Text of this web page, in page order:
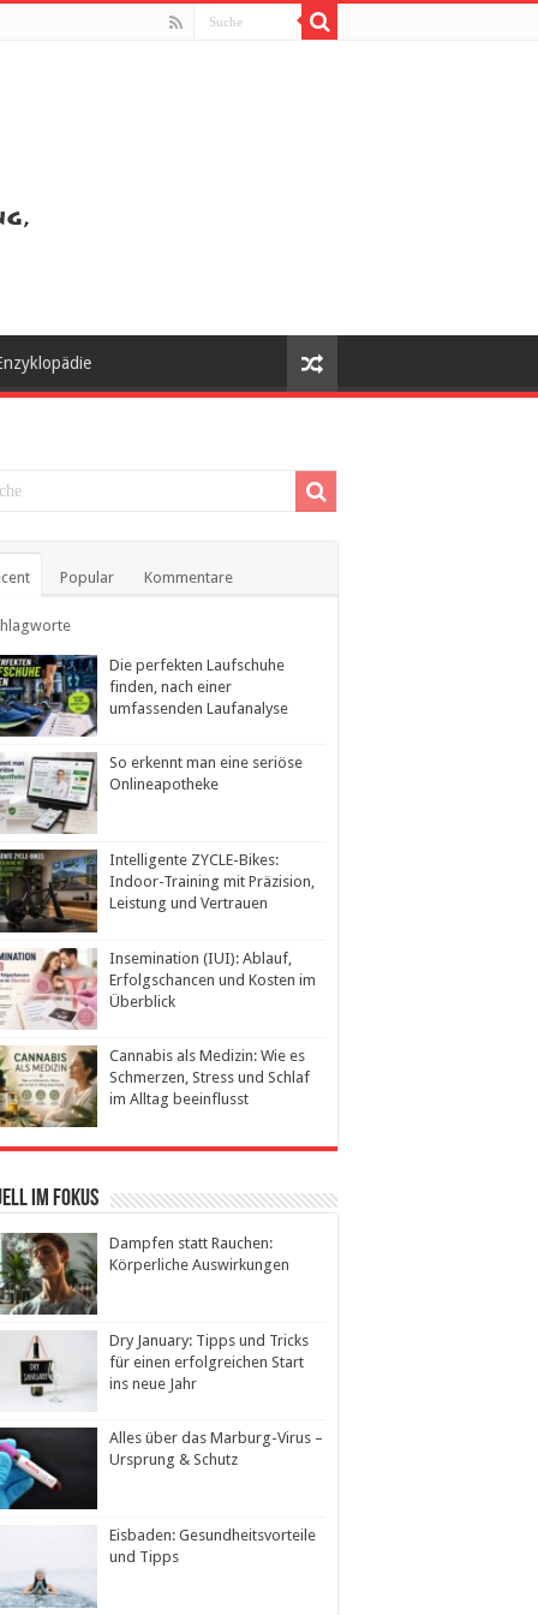
Popular Kommentare
Die perfekten Laufschuhe
finden, nach einer
umfassenden Laufanalyse
So erkennt man eine seriöse
Onlineapotheke
Intelligente ZYCLE-Bikes:
Indoor-Training mit Präzision,
Leistung und Vertrauen
Insemination (IUI): Ablauf,
Erfolgschancen und Kosten im
Überblick
Cannabis als Medizin: Wie es
Schmerzen, Stress und Schlaf
im Alltag beeinflusst
im Fokus
Dampfen statt Rauchen:
Körperliche Auswirkungen
Dry January: Tipps und Tricks
für einen erfolgreichen Start
ins neue Jahr
Alles über das Marburg-Virus –
Ursprung & Schutz
Eisbaden: Gesundheitsvorteile
und Tipps